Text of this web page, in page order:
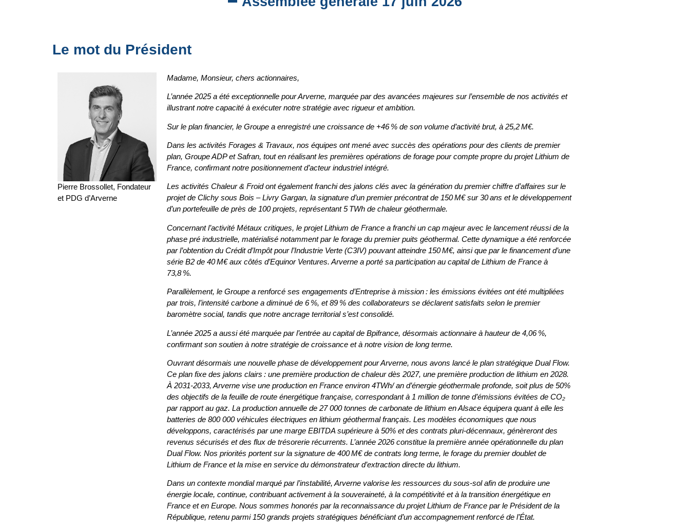
Le mot du Président
Pierre Brossollet, Fondateur
et PDG d’Arverne
Madame, Monsieur, chers actionnaires,
L’année 2025 a été exceptionnelle pour Arverne, marquée par des avancées majeures sur l’ensemble de nos activités et
illustrant notre capacité à exécuter notre stratégie avec rigueur et ambition.
Sur le plan financier, le Groupe a enregistré une croissance de +46 % de son volume d’activité brut, à 25,2 M€.
Dans les activités Forages & Travaux, nos équipes ont mené avec succès des opérations pour des clients de premier
plan, Groupe ADP et Safran, tout en réalisant les premières opérations de forage pour compte propre du projet Lithium de
France, confirmant notre positionnement d’acteur industriel intégré.
Les activités Chaleur & Froid ont également franchi des jalons clés avec la génération du premier chiffre d’affaires sur le
projet de Clichy sous Bois – Livry Gargan, la signature d’un premier précontrat de 150 M€ sur 30 ans et le développement
d’un portefeuille de près de 100 projets, représentant 5 TWh de chaleur géothermale.
Concernant l’activité Métaux critiques, le projet Lithium de France a franchi un cap majeur avec le lancement réussi de la
phase pré industrielle, matérialisé notamment par le forage du premier puits géothermal. Cette dynamique a été renforcée
par l’obtention du Crédit d’Impôt pour l’Industrie Verte (C3IV) pouvant atteindre 150 M€, ainsi que par le financement d’une
série B2 de 40 M€ aux côtés d’Equinor Ventures. Arverne a porté sa participation au capital de Lithium de France à
73,8 %.
Parallèlement, le Groupe a renforcé ses engagements d’Entreprise à mission : les émissions évitées ont été multipliées
par trois, l’intensité carbone a diminué de 6 %, et 89 % des collaborateurs se déclarent satisfaits selon le premier
baromètre social, tandis que notre ancrage territorial s’est consolidé.
L’année 2025 a aussi été marquée par l’entrée au capital de Bpifrance, désormais actionnaire à hauteur de 4,06 %,
confirmant son soutien à notre stratégie de croissance et à notre vision de long terme.
Ouvrant désormais une nouvelle phase de développement pour Arverne, nous avons lancé le plan stratégique Dual Flow.
Ce plan fixe des jalons clairs : une première production de chaleur dès 2027, une première production de lithium en 2028.
À 2031-2033, Arverne vise une production en France environ 4TWh/ an d’énergie géothermale profonde, soit plus de 50%
des objectifs de la feuille de route énergétique française, correspondant à 1 million de tonne d’émissions évitées de CO₂
par rapport au gaz. La production annuelle de 27 000 tonnes de carbonate de lithium en Alsace équipera quant à elle les
batteries de 800 000 véhicules électriques en lithium géothermal français. Les modèles économiques que nous
développons, caractérisés par une marge EBITDA supérieure à 50% et des contrats pluri-décennaux, génèreront des
revenus sécurisés et des flux de trésorerie récurrents. L’année 2026 constitue la première année opérationnelle du plan
Dual Flow. Nos priorités portent sur la signature de 400 M€ de contrats long terme, le forage du premier doublet de
Lithium de France et la mise en service du démonstrateur d’extraction directe du lithium.
Dans un contexte mondial marqué par l’instabilité, Arverne valorise les ressources du sous-sol afin de produire une
énergie locale, continue, contribuant activement à la souveraineté, à la compétitivité et à la transition énergétique en
France et en Europe. Nous sommes honorés par la reconnaissance du projet Lithium de France par le Président de la
République, retenu parmi 150 grands projets stratégiques bénéficiant d’un accompagnement renforcé de l’État.